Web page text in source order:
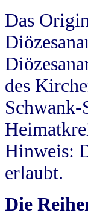
Das
des
Schwank-
Hinweis:
erlaubt.
Die